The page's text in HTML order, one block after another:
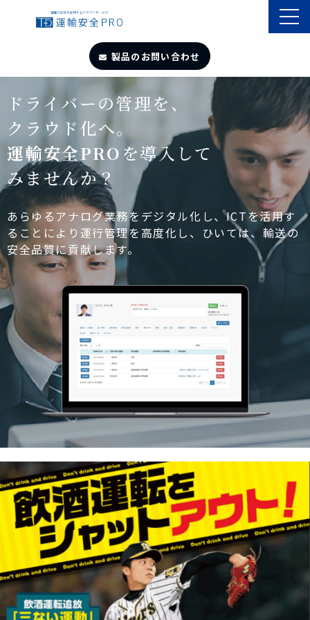
製品のお問い合わせ
TOP
導入事例
製品・サービス
自動点呼
遠隔点呼
お役立ちサイト
ドライバーの管理を、
クラウド化へ。
運輸安全PRO を導入して
みませんか？
あらゆるアナログ業務をデジタル化し、ICTを活用す
ることにより運行管理を高度化し、ひいては、輸送の
安全品質に貢献します。